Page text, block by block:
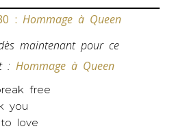
: Hommage à Queen
maintenant pour ce
:Hommage à Queen
free
you
love